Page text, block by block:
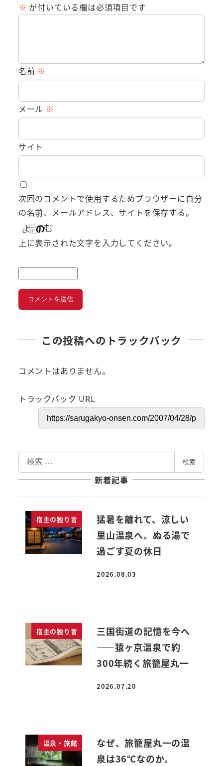
※ が付いている欄は必須項目です
名前 ※
メール ※
サイト
次回のコメントで使用するためブラウザーに自分
の名前、メールアドレス、サイトを保存する。
上に表示された文字を入力してください。
この投稿へのトラックバック
コメントはありません。
トラックバック URL
索
検索
新着記事
宿主の独り言
猛暑を離れて、涼しい
里山温泉へ。ぬる湯で
過ごす夏の休日
投稿日
2026.08.03
宿主の独り言
三国街道の記憶を今へ
――猿ヶ京温泉で約
300年続く旅籠屋丸一
投稿日
2026.07.20
温泉・旅館
なぜ、旅籠屋丸一の温
泉は36℃なのか。